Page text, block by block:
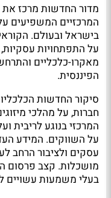
מדור החדשות מרכז
המרכזיים המשפיעים
בישראל ובעולם.
על התפתחויות עסקיות,
מאקרו-כלכליים
הפיננסית.
סיקור החדשות
חברות, על מהלכי
המרכזי בנוגע לריבית
על השווקים. המידע
עסקים ולציבור הרחב
מושכלות. קצב פרסום
בעלי משמעות עשויים